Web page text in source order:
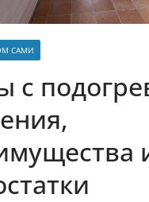
САМИ
с